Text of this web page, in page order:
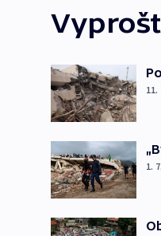
11.
1.